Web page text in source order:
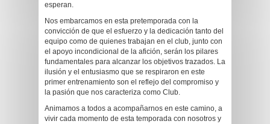
esperan.
Nos embarcamos en esta pretemporada con la
convicción de que el esfuerzo y la dedicación tanto del
equipo como de quienes trabajan en el club, junto con
el apoyo incondicional de la afición, serán los pilares
fundamentales para alcanzar los objetivos trazados. La
ilusión y el entusiasmo que se respiraron en este
primer entrenamiento son el reflejo del compromiso y
la pasión que nos caracteriza como Club.
Animamos a todos a acompañarnos en este camino, a
vivir cada momento de esta temporada con nosotros y